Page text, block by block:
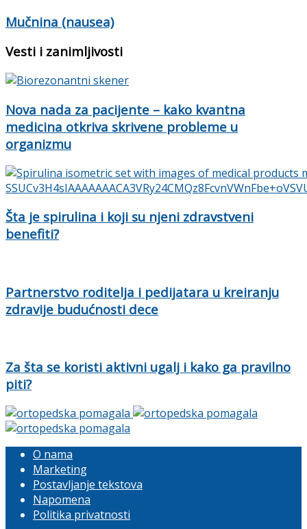
Mučnina (nausea)
Vesti i zanimljivosti
Nova nada za pacijente – kako kvantna
medicina otkriva skrivene probleme u
organizmu
Šta je spirulina i koji su njeni zdravstveni
benefiti?
Partnerstvo roditelja i pedijatara u kreiranju
zdravije budućnosti dece
Za šta se koristi aktivni ugalj i kako ga pravilno
piti?
O nama
Marketing
Postavljanje tekstova
Napomena
Politika privatnosti